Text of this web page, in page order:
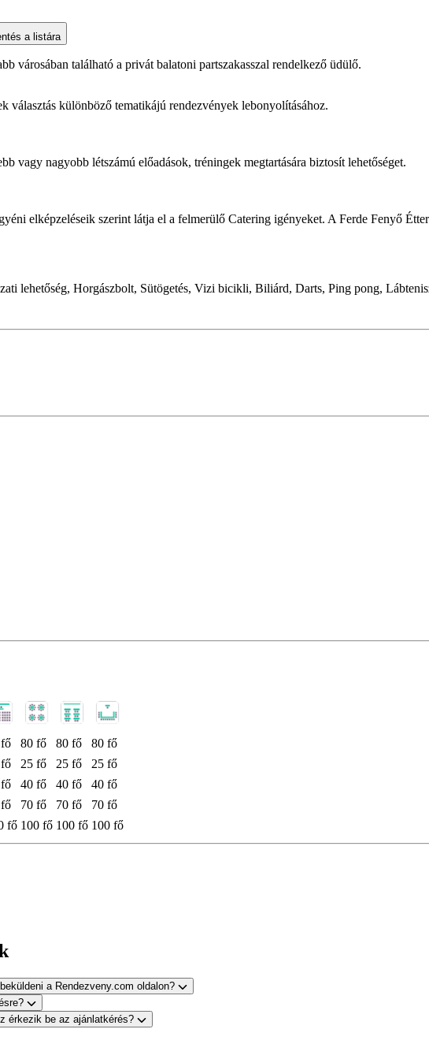
a listára
városában található a privát balatoni partszakasszal rendelkező üdülő.
választás különböző tematikájú rendezvények lebonyolításához.
vagy nagyobb létszámú előadások, tréningek megtartására biztosít lehetőséget.
elképzeléseik szerint látja el a felmerülő Catering igényeket. A Ferde Fenyő
lehetőség, Horgászbolt, Sütögetés, Vizi bicikli, Biliárd, Darts, Ping pong,
80 fő 80 fő
80 fő
25 fő 25 fő
25 fő
40 fő 40 fő
40 fő
70 fő 70 fő
70 fő
fő 100 fő 100 fő 100 fő
a Rendezveny.com oldalon?
érkezik be az ajánlatkérés?